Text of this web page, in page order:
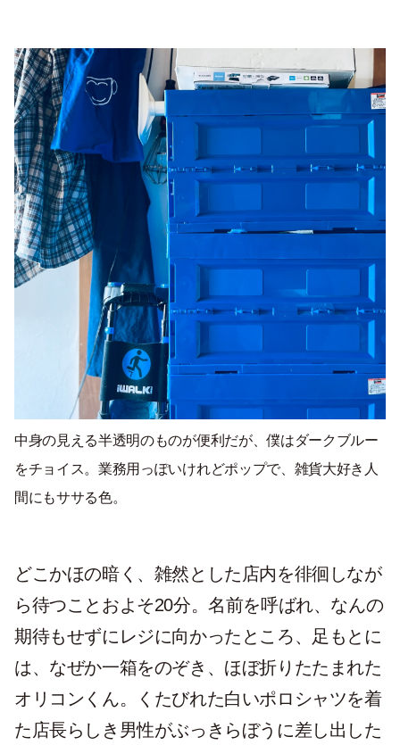
中身の見える半透明のものが便利だが、僕はダークブルー
をチョイス。業務用っぽいけれどポップで、雑貨大好き人
間にもササる色。
どこかほの暗く、雑然とした店内を徘徊しなが
ら待つことおよそ20分。名前を呼ばれ、なんの
期待もせずにレジに向かったところ、足もとに
は、なぜか一箱をのぞき、ほぼ折りたたまれた
オリコンくん。くたびれた白いポロシャツを着
た店長らしき男性がぶっきらぼうに差し出した